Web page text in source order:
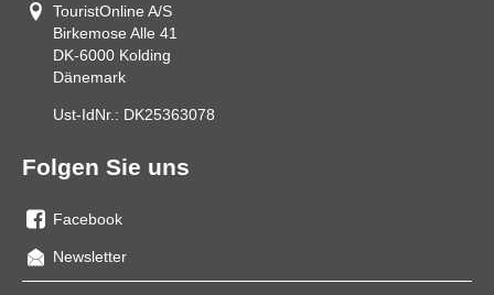
TouristOnline A/S
Birkemose Alle 41
DK-6000 Kolding
Dänemark
Ust-IdNr.: DK25363078
Folgen Sie uns
Sie
uns
Facebook
Newsletter